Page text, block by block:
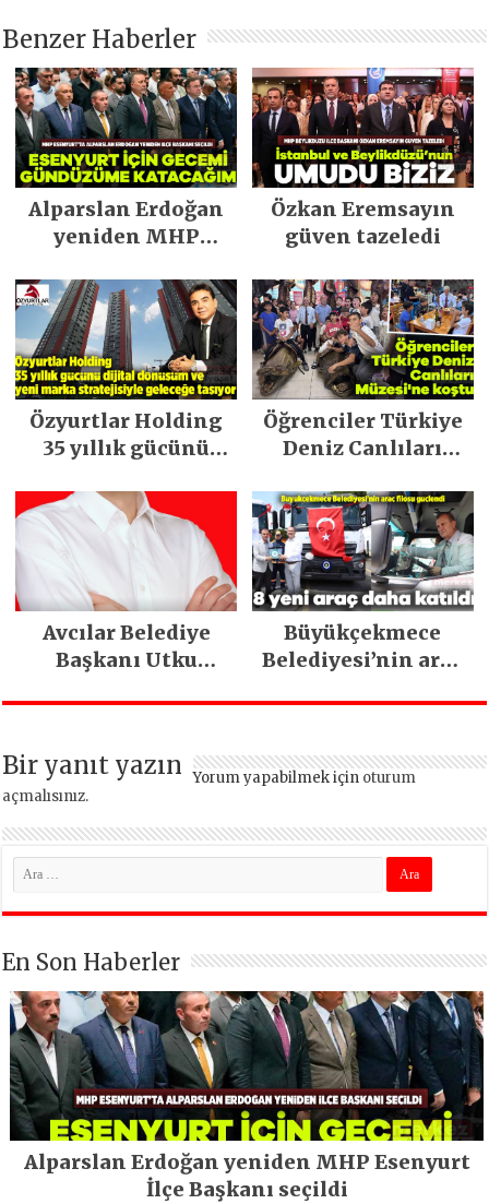
Benzer Haberler
Alparslan Erdoğan
yeniden MHP
Başkanı seçildi
Özkan Eremsayın
güven tazeledi
Özyurtlar Holding
35 yıllık gücünü
yeni marka
stratejisiyle
geleceğe taşıyor
Öğrenciler Türkiye
Deniz Canlıları
Avcılar Belediye
Başkanı Utku
Büyükçekmece
Belediyesi’nin araç
Bir yanıt yazın Yorum yapabilmek için oturum
açmalısınız.
En Son Haberler
Alparslan Erdoğan yeniden MHP Esenyurt
İlçe Başkanı seçildi